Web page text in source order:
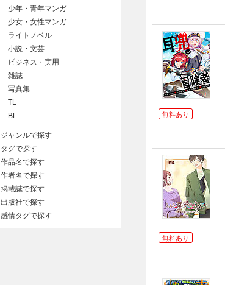
無料あり
無料あり
少年・青年マンガ
少女・女性マンガ
ライトノベル
小説・文芸
ビジネス・実用
雑誌
写真集
TL
BL
ジャンルで探す
タグで探す
作品名で探す
作者名で探す
掲載誌で探す
出版社で探す
感情タグで探す